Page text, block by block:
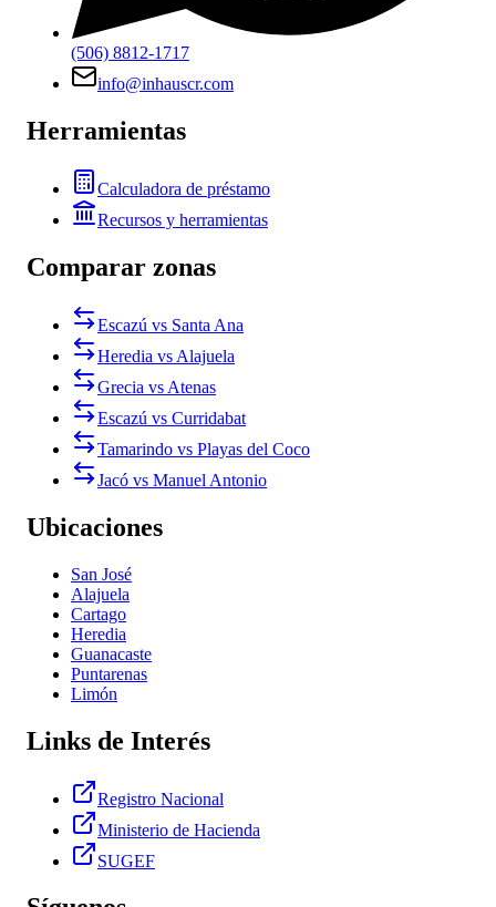
(506) 8812-1717
info@inhauscr.com
Herramientas
Calculadora de préstamo
Recursos y herramientas
Comparar zonas
Escazú vs Santa Ana
Heredia vs Alajuela
Grecia vs Atenas
Escazú vs Curridabat
Tamarindo vs Playas del Coco
Jacó vs Manuel Antonio
Ubicaciones
San José
Alajuela
Cartago
Heredia
Guanacaste
Puntarenas
Limón
Links de Interés
Registro Nacional
Ministerio de Hacienda
SUGEF